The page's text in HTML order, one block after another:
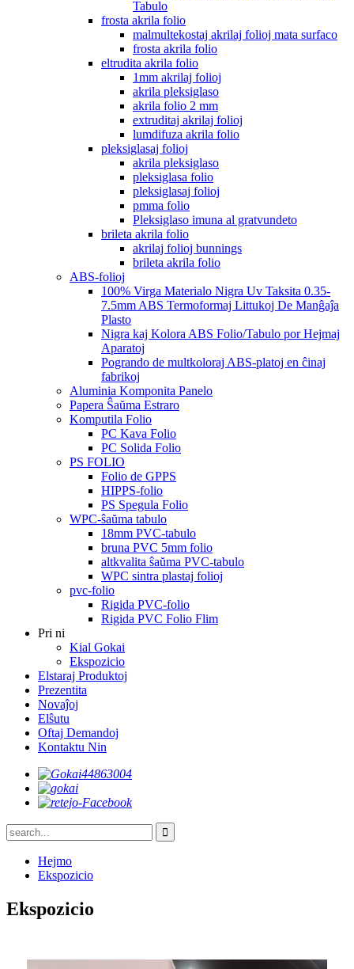
Tabulo
frosta akrila folio
malmultekostaj akrilaj folioj mata surfaco
frosta akrila folio
eltrudita akrila folio
1mm akrilaj folioj
akrila pleksiglaso
akrila folio 2 mm
extruditaj akrilaj folioj
lumdifuza akrila folio
pleksiglasaj folioj
akrila pleksiglaso
pleksiglasa folio
pleksiglasaj folioj
pmma folio
Pleksiglaso imuna al gratvundeto
brileta akrila folio
akrilaj folioj bunnings
brileta akrila folio
ABS-folioj
100% Virga Materialo Nigra Uv Taksita 0.35-
7.5mm ABS Termoformaj Littukoj De Manĝaĵa
Plasto
Nigra kaj Kolora ABS Folio/Tabulo por Hejmaj
Aparatoj
Pogrando de multkoloraj ABS-platoj en ĉinaj
fabrikoj
Aluminia Komponita Panelo
Papera Ŝaŭma Estraro
Komputila Folio
PC Kava Folio
PC Solida Folio
PS FOLIO
Folio de GPPS
HIPPS-folio
PS Spegula Folio
WPC-ŝaŭma tabulo
18mm PVC-tabulo
bruna PVC 5mm folio
altkvalita ŝaŭma PVC-tabulo
WPC sintra plastaj folioj
pvc-folio
Rigida PVC-folio
Rigida PVC Folio Flim
Pri ni
Kial Gokai
Ekspozicio
Elstaraj Produktoj
Prezentita
Novaĵoj
Elŝutu
Oftaj Demandoj
Kontaktu Nin
Hejmo
Ekspozicio
Ekspozicio